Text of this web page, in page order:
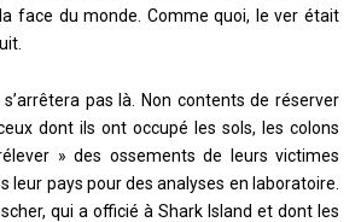
face du monde. Comme quoi, le ver était
pas là. Non contents de réserver
dont ils ont occupé les sols, les colons
» des ossements de leurs victimes
leur pays pour des analyses en laboratoire.
qui a officié à Shark Island et dont les